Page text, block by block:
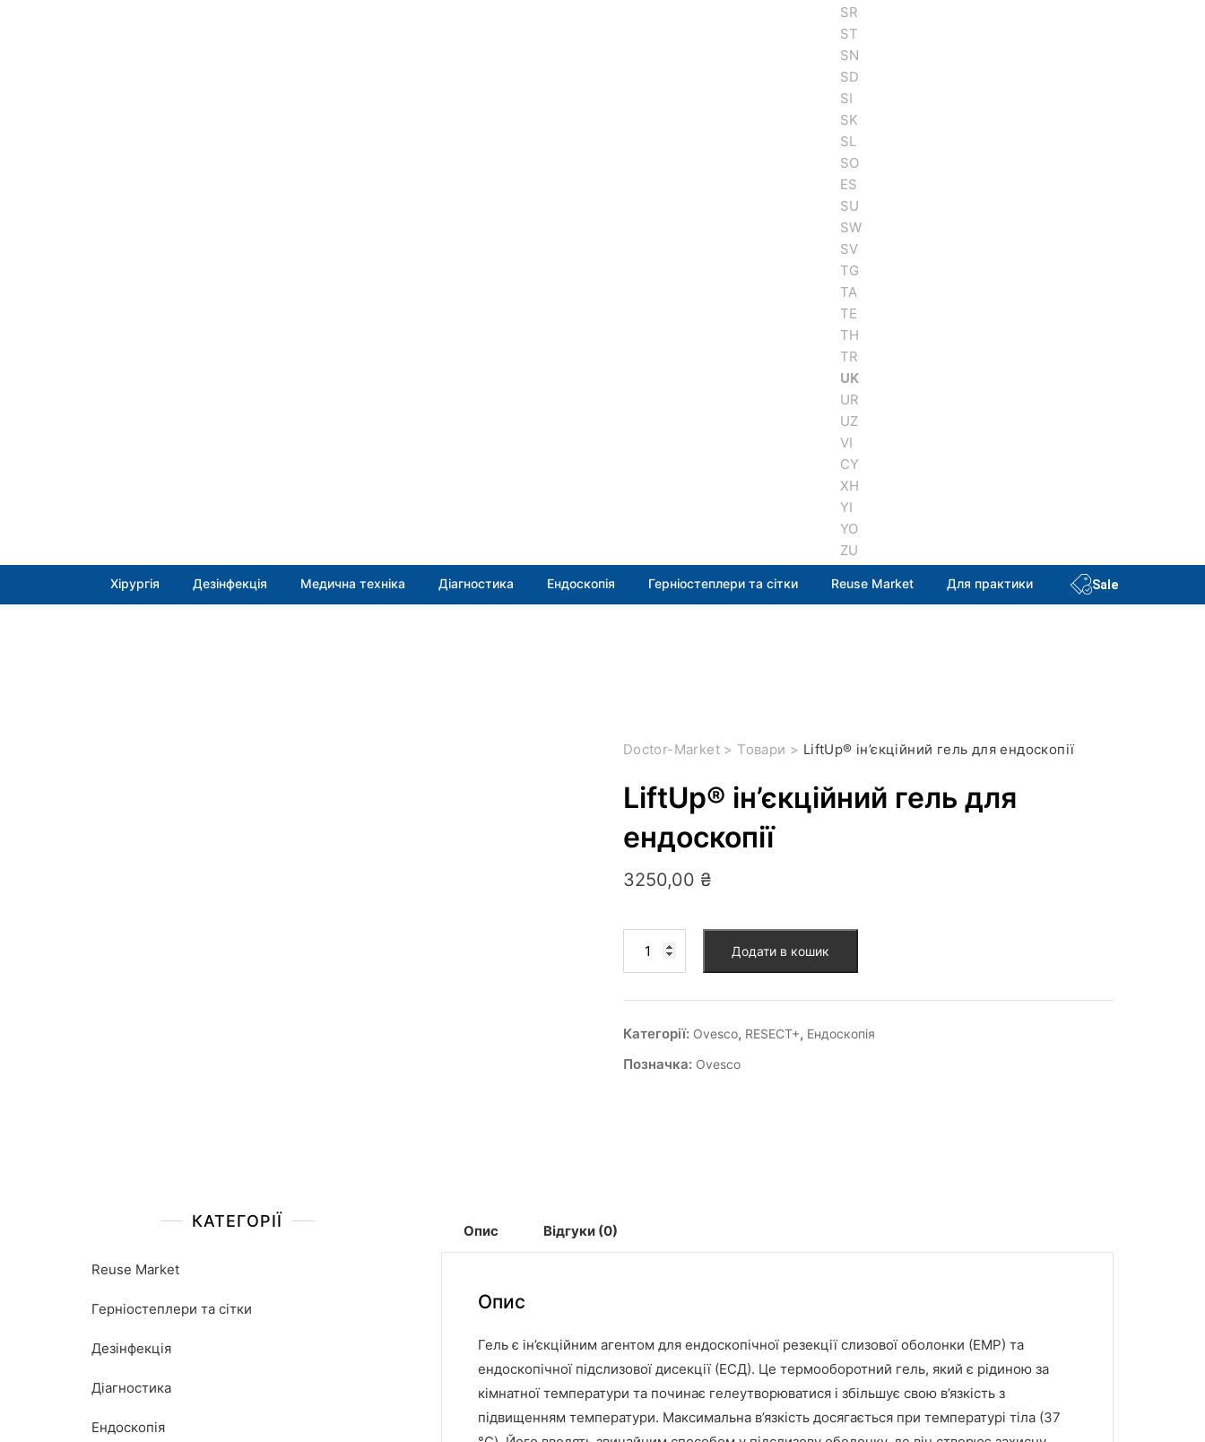
SR
ST
SN
SD
SI
SK
SL
SO
ES
SU
SW
SV
TG
TA
TE
TH
TR
UK
UR
UZ
VI
CY
XH
YI
YO
ZU
Хірургія Дезінфекція Медична техніка Діагностика Ендоскопія Герніостеплери та сітки Reuse Market Для практики Sale
Doctor-Market> Товари > LiftUp® ін’єкційний гель для ендоскопії
LiftUp® ін’єкційний гель для
ендоскопії
3250,00 ₴
Додати в кошик
Категорії: Ovesco, RESECT+, Ендоскопія
Позначка: Ovesco
КАТЕГОРІЇ
Reuse Market
Герніостеплери та сітки
Дезінфекція
Діагностика
Ендоскопія
Опис Відгуки (0)
Опис
Гель є ін’єкційним агентом для ендоскопічної резекції слизової оболонки (ЕМР) та
ендоскопічної підслизової дисекції (ЕСД). Це термооборотний гель, який є рідиною за
кімнатної температури та починає гелеутворюватися і збільшує свою в’язкість з
підвищенням температури. Максимальна в’язкість досягається при температурі тіла (37